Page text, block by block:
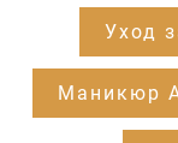
Уход
Маникюр